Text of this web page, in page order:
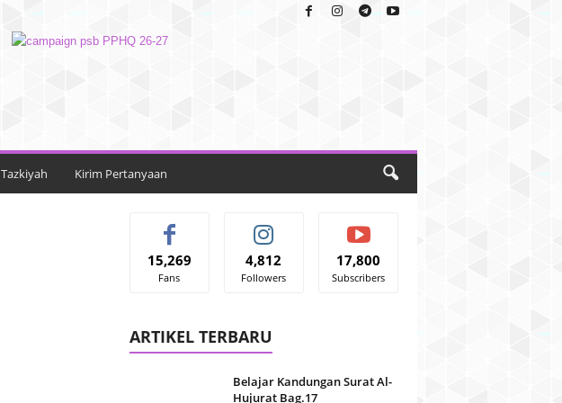
Tazkiyah Kirim Pertanyaan
15,269
Fans
4,812
Followers
17,800
Subscribers
ARTIKEL TERBARU
Belajar Kandungan Surat Al-
Hujurat Bag.17